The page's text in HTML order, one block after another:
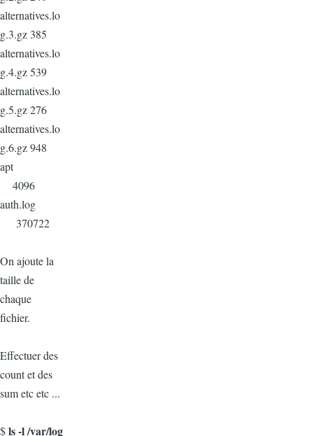
alternatives.lo
g.3.gz 385
alternatives.lo
g.4.gz 539
alternatives.lo
g.5.gz 276
alternatives.lo
g.6.gz 948
apt
4096
auth.log
370722
On ajoute la
taille de
chaque
fichier.
Effectuer des
count et des
sum etc etc ...
$ls -l /var/log